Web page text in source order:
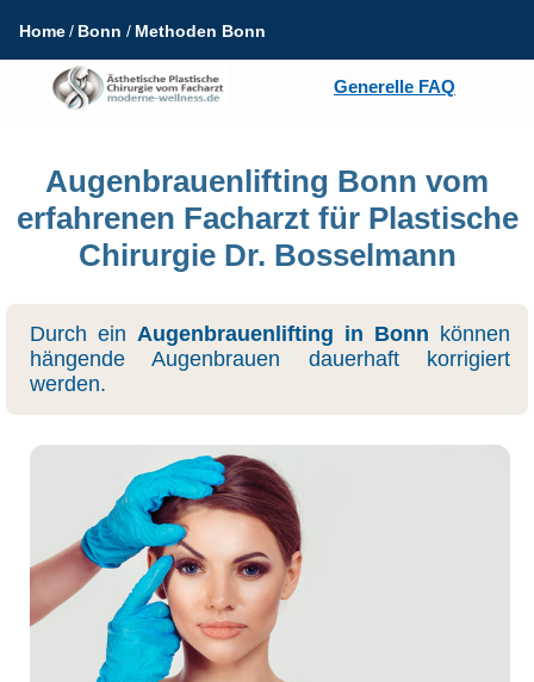
Generelle FAQ
Home Bonn Methoden Bonn
Augenbrauenlifting Bonn vom
erfahrenen Facharzt für Plastische
Chirurgie Dr. Bosselmann
Durch ein Augenbrauenlifting in Bonn können
hängende Augenbrauen dauerhaft korrigiert
werden.